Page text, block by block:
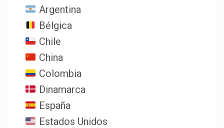
Argentina
Bélgica
Chile
China
Colombia
Dinamarca
España
Estados Unidos